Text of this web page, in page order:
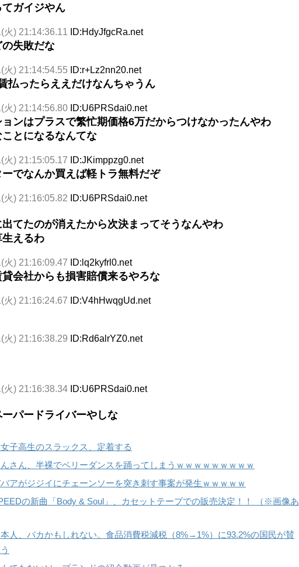
ガイジやん
火) 21:14:36.11 ID:HdyJfgcRa.net
失敗だな
火) 21:14:54.55 ID:r+Lz2nn20.net
払ったらええだけなんちゃうん
火) 21:14:56.80 ID:U6PRSdai0.net
ンはプラスで繁忙期価格6万だからつけなかったんやわ
ことになるなんてな
火) 21:15:05.17 ID:JKimppzg0.net
でなんか買えば軽トラ無料だぞ
火) 21:16:05.82 ID:U6PRSdai0.net
てたのが消えたから次決まってそうなんやわ
えるわ
火) 21:16:09.47 ID:lq2kyfrl0.net
会社からも損害賠償来るやろな
火) 21:16:24.67 ID:V4hHwqgUd.net
火) 21:16:38.29 ID:Rd6alrYZ0.net
火) 21:16:38.34 ID:U6PRSdai0.net
パードライバーやしな
子高生のスラックス、定着する
んさん、半裸でベリーダンスを踊ってしまうｗｗｗｗｗｗｗｗｗ
バアがジジイにチェーンソーを突き刺す事案が発生ｗｗｗｗｗ
の新曲「Body & Soul」、カセットテープでの販売決定！！ （※画像あ
本人、バカかもしれない。食品消費税減税（8%→1%）に93.2%の国民が賛